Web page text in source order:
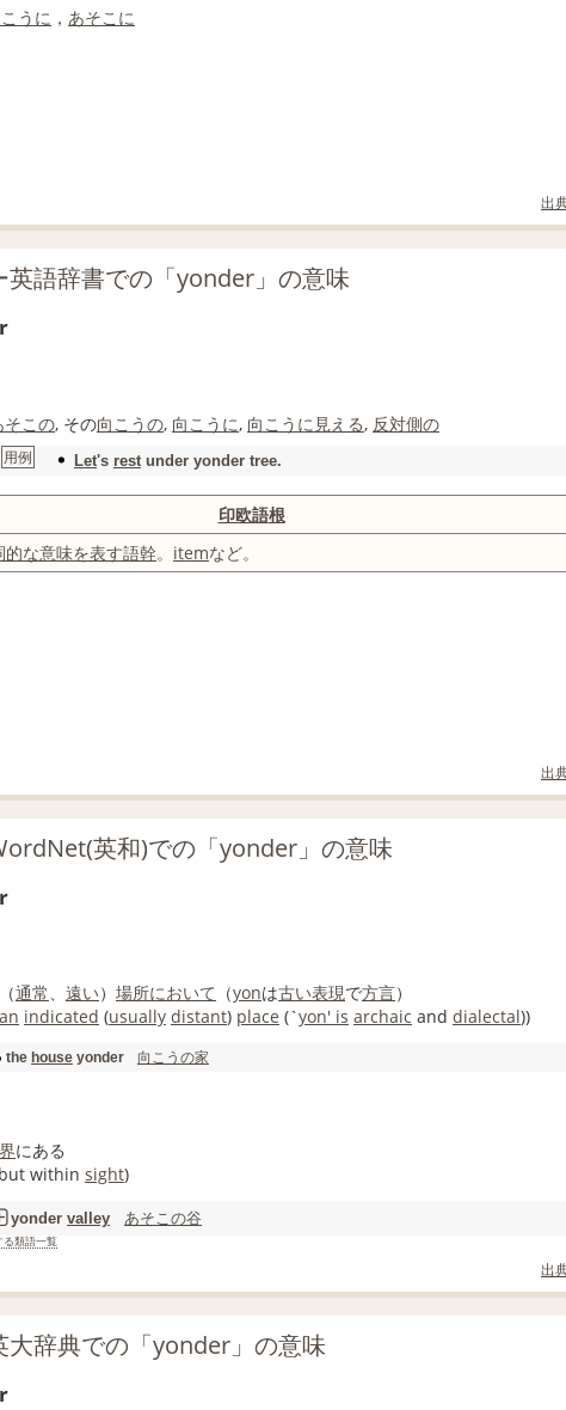
うに ， あそこに
出
英語辞書での「yonder」の意味
そこの, その向こうの, 向こうに, 向こうに 見える, 反対側の
用例 Let's rest under yonder tree.
印欧語根
的な意味を表す語幹。 itemなど。
出
英和)での「yonder」の意味
（通常、 遠い） 場所において （yonは古い表現で方言）
an indicated (usually distant) place (`yon' is archaic and dialectal))
the house yonder 向こうの家
にある
but within sight)
yonder valley あそこの谷
る類語一覧
出
大辞典での「yonder」の意味